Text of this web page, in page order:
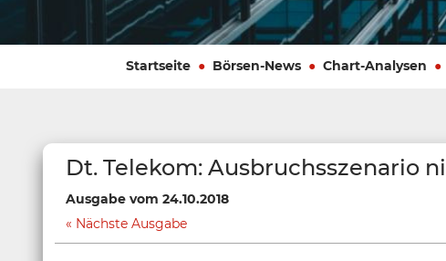
Startseite Börsen-News Chart-Analysen
Dt. Telekom: Ausbruchsszenario
Ausgabe vom 24.10.2018
Nächste Ausgabe